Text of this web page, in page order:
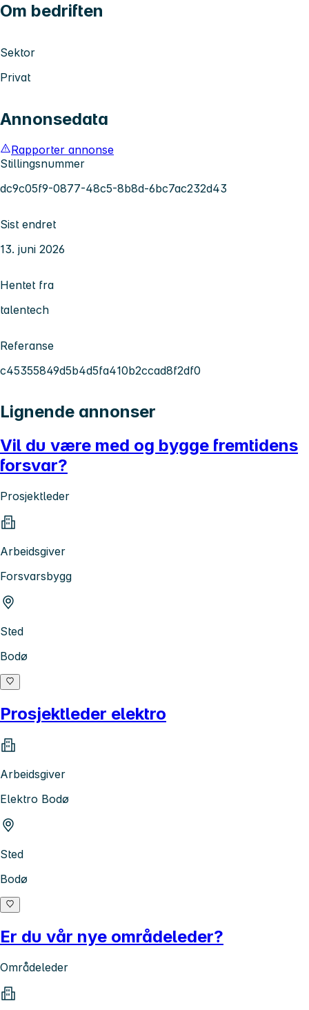
Om bedriften
Sektor
Privat
Annonsedata
Rapporter annonse
Stillingsnummer
dc9c05f9-0877-48c5-8b8d-6bc7ac232d43
Sist endret
13. juni 2026
Hentet fra
talentech
Referanse
c45355849d5b4d5fa410b2ccad8f2df0
Lignende annonser
Vil du være med og bygge fremtidens
forsvar?
Prosjektleder
Arbeidsgiver
Forsvarsbygg
Sted
Bodø
Prosjektleder elektro
Arbeidsgiver
Elektro Bodø
Sted
Bodø
Er du vår nye områdeleder?
Områdeleder